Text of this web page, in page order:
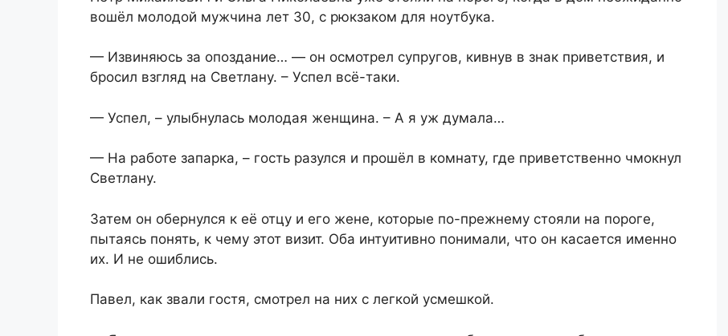
вошёл молодой мужчина лет 30, с рюкзаком для ноутбука.
— Извиняюсь за опоздание… — он осмотрел супругов, кивнув в знак приветствия, и
бросил взгляд на Светлану. – Успел всё-таки.
— Успел, – улыбнулась молодая женщина. – А я уж думала…
— На работе запарка, – гость разулся и прошёл в комнату, где приветственно чмокнул
Светлану.
Затем он обернулся к её отцу и его жене, которые по-прежнему стояли на пороге,
пытаясь понять, к чему этот визит. Оба интуитивно понимали, что он касается именно
их. И не ошиблись.
Павел, как звали гостя, смотрел на них с легкой усмешкой.